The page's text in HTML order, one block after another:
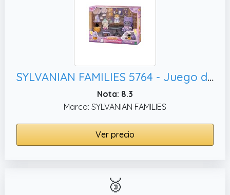
SYLVANIAN FAMILIES 5764 - Juego de casa de muñecas para Fiesta Sorpresa de Halloween
Nota: 8.3
Marca: SYLVANIAN FAMILIES
Ver precio
🥉